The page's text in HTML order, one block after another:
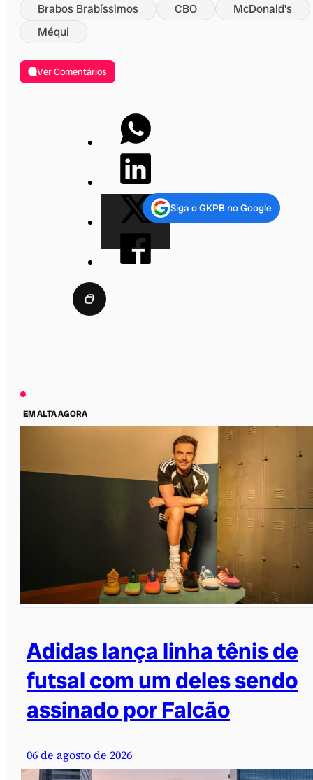
Brabos Brabíssimos CBO
McDonald's
Méqui
Ver Comentários
Siga o GKPB no Google
EM ALTA AGORA
Adidas lança linha tênis de
futsal com um deles sendo
assinado por Falcão
06 de agosto de 2026